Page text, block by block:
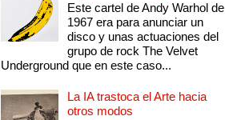
Este cartel de Andy Warhol de
1967 era para anunciar un
disco y unas actuaciones del
grupo de rock The Velvet
Underground que en este caso...
La IA trastoca el Arte hacia
otros modos